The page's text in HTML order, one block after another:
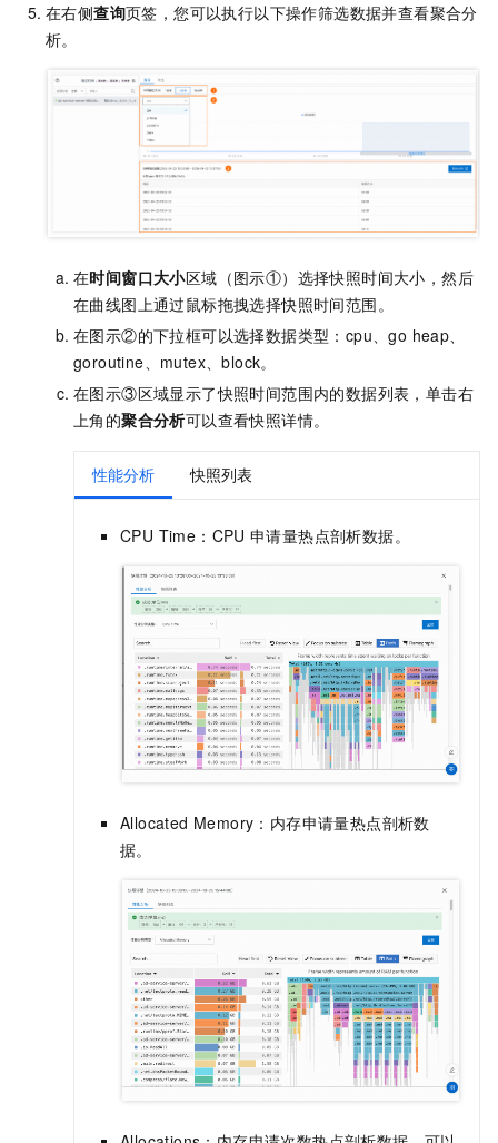
在右侧查询页签，您可以执行以下操作筛选数据并查看聚合分
析。
在时间窗口大小区域（图示①）选择快照时间大小，然后
在曲线图上通过鼠标拖拽选择快照时间范围。
在图示②的下拉框可以选择数据类型：cpu、go heap、
goroutine、mutex、block。
在图示③区域显示了快照时间范围内的数据列表，单击右
上角的聚合分析可以查看快照详情。
性能分析 快照列表
CPU Time：CPU 申请量热点剖析数据。
Allocated Memory：内存申请量热点剖析数
据。